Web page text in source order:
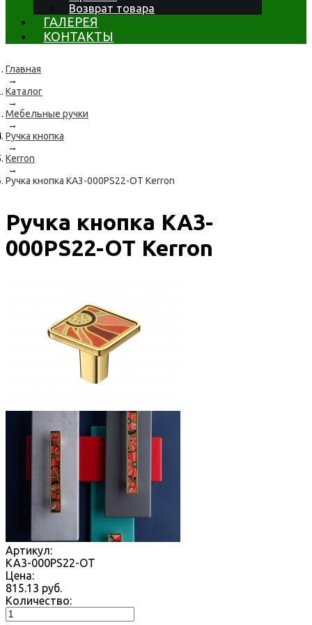
Возврат товара
ГАЛЕРЕЯ
КОНТАКТЫ
Главная
→
Каталог
→
Мебельные ручки
→
Ручка кнопка
→
Kerron
→
Ручка кнопка KA3-000PS22-OT Kerron
Ручка кнопка KA3-
000PS22-OT Kerron
Артикул:
KA3-000PS22-OT
Цена:
815.13 руб.
Количество: